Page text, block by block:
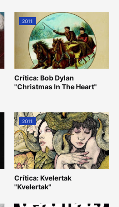
2011
Crítica: Bob Dylan
"Christmas In The Heart"
2011
Crítica: Kvelertak
"Kvelertak"